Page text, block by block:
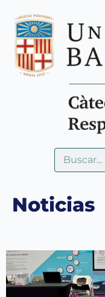
Noticias